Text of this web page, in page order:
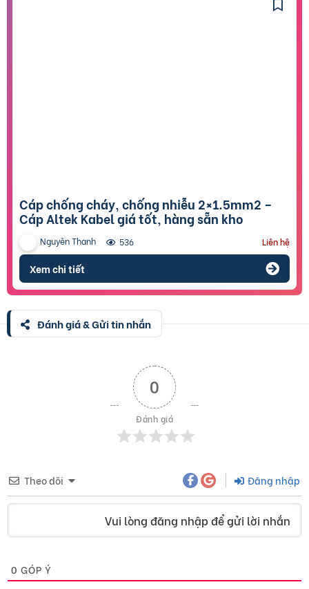
Cáp chống cháy, chống nhiễu 2×1.5mm2 –
Cáp Altek Kabel giá tốt, hàng sẵn kho
Nguyên Thanh 536 Liên hệ
Xem chi tiết
Đánh giá & Gửi tin nhắn
0
Đánh giá
Theo dõi Đăng nhập
Vui lòng đăng nhập để gửi lời nhắn
0 GÓP Ý